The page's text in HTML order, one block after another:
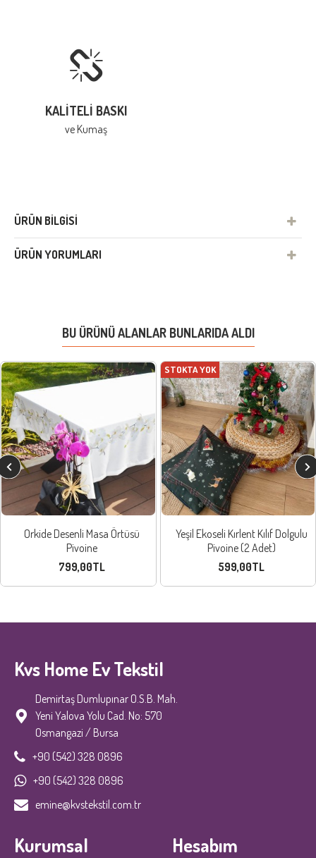
KALITELI BASKI
ve Kumaş
ÜRÜN BILGISI
ÜRÜN YORUMLARI
BU ÜRÜNÜ ALANLAR BUNLARIDA ALDI
Orkide Desenli Masa Örtüsü
Pivoine
799,00TL
STOKTA YOK
Yeşil Ekoseli Kırlent Kılıf Dolgulu
Pivoine (2 Adet)
599,00TL
Kvs Home Ev Tekstil
Demirtaş Dumlupınar O.S.B. Mah.
Yeni Yalova Yolu Cad. No: 570
Osmangazi / Bursa
+90 (542) 328 0896
+90 (542) 328 0896
emine@kvstekstil.com.tr
Kurumsal Hesabım